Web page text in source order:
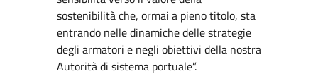
sostenibilità che, ormai a pieno titolo, sta
entrando nelle dinamiche delle strategie
degli armatori e negli obiettivi della nostra
Autorità di sistema portuale”.